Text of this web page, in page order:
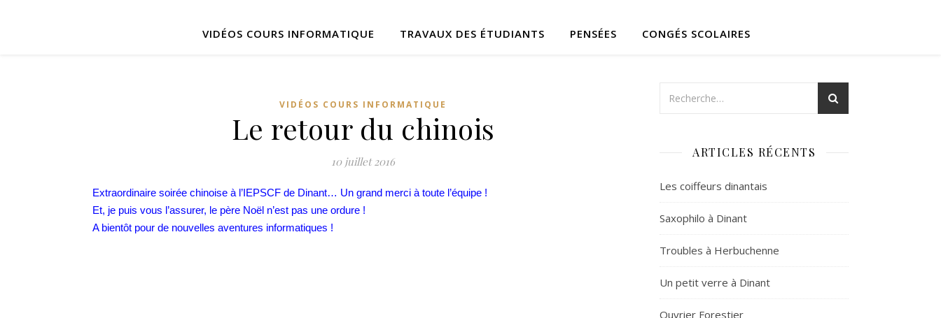
VIDÉOS COURS INFORMATIQUE TRAVAUX DES ÉTUDIANTS PENSÉES CONGÉS SCOLAIRES
VIDÉOS COURS INFORMATIQUE
Le retour du chinois
10 juillet 2016
Extraordinaire soirée chinoise à l’IEPSCF de Dinant… Un grand merci à toute l’équipe !
Et, je puis vous l’assurer, le père Noël n’est pas une ordure !
A bientôt pour de nouvelles aventures informatiques !
ARTICLES RÉCENTS
Les coiffeurs dinantais
Saxophilo à Dinant
Troubles à Herbuchenne
Un petit verre à Dinant
Ouvrier Forestier